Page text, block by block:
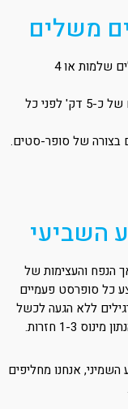
משלים
השבוע מומלץ לבצע 2 יחידות אימון משלים שלמות או 4
מומלץ לבצע חימום כללי וחימום מפרקים של כ-5 דק' לפני כל
בצורה של סופר-סטים.
השביעי
הנפח והעצימות של
כל סופרסט פעמיים
ללא הגעה לכשל
1-3 חזרות.
אנחנו מחליפים